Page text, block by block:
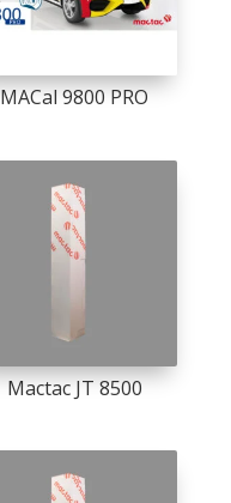
MACal 9800 PRO
Mactac JT 8500